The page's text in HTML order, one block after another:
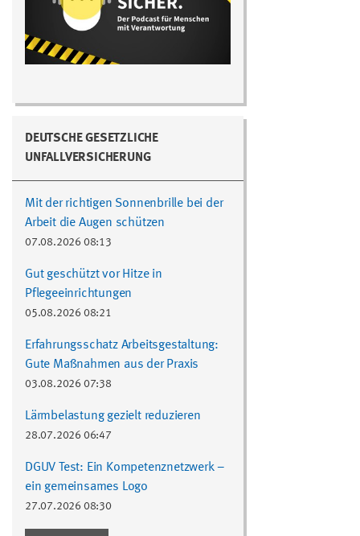
DEUTSCHE GESETZLICHE
UNFALLVERSICHERUNG
Mit der richtigen Sonnenbrille bei der
Arbeit die Augen schützen
07.08.2026 08:13
Gut geschützt vor Hitze in
Pflegeeinrichtungen
05.08.2026 08:21
Erfahrungsschatz Arbeitsgestaltung:
Gute Maßnahmen aus der Praxis
03.08.2026 07:38
Lärmbelastung gezielt reduzieren
28.07.2026 06:47
DGUV Test: Ein Kompetenznetzwerk –
ein gemeinsames Logo
27.07.2026 08:30